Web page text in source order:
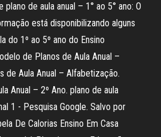
de aula anual – 1° ao 5° ano: O
está disponibilizando alguns
do 1º ao 5º ano do Ensino
de Planos de Aula Anual –
de Aula Anual – Alfabetização.
Anual – 2º Ano. plano de aula
1 - Pesquisa Google. Salvo por
De Calorias Ensino Em Casa